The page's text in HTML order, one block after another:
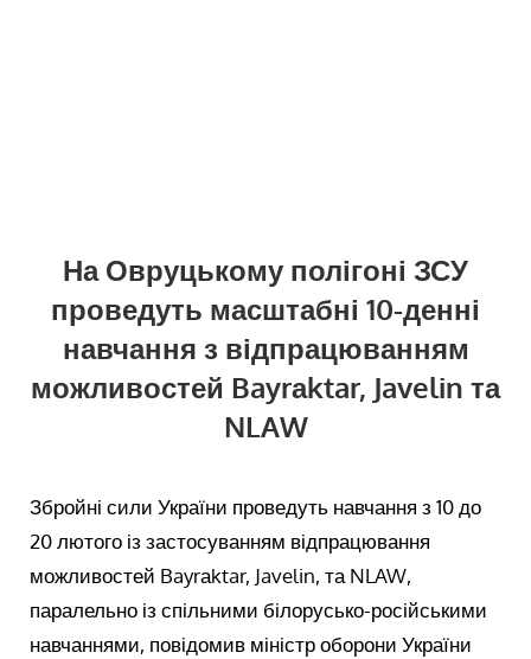
На Овруцькому полігоні ЗСУ
проведуть масштабні 10-денні
навчання з відпрацюванням
можливостей Bayrаktar, Javelin та
NLAW
Збройні сили України проведуть навчання з 10 до
20 лютого із застосуванням відпрацювання
можливостей Bayrаktar, Javelin, та NLAW,
паралельно із спільними білорусько-російськими
навчаннями, повідомив міністр оборони України